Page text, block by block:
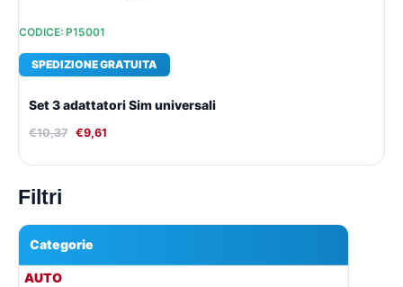
Filtri
Categorie
AUTO
CODICE: P15001
SPEDIZIONE GRATUITA
Set 3 adattatori Sim universali
€10,37 €9,61